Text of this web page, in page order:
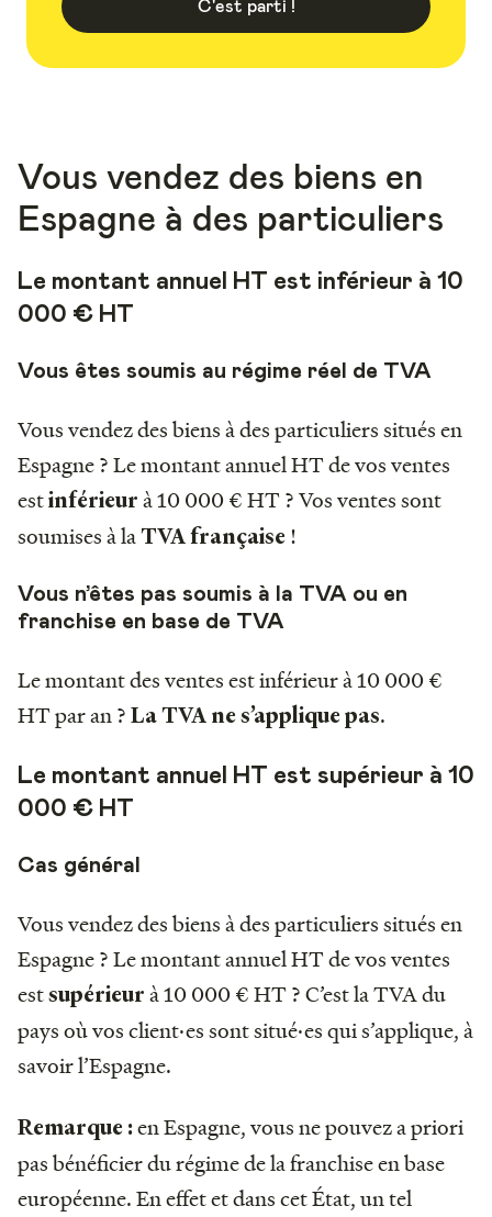
C'est parti !
Vous vendez des biens en
Espagne à des particuliers
Le montant annuel HT est inférieur à 10
000 € HT
Vous êtes soumis au régime réel de TVA
Vous vendez des biens à des particuliers situés en
Espagne ? Le montant annuel HT de vos ventes
estinférieur à 10 000 € HT ? Vos ventes sont
soumises à laTVA française !
Vous n’êtes pas soumis à la TVA ou en
franchise en base de TVA
Le montant des ventes est inférieur à 10 000 €
HT par an ? La TVA ne s’applique pas.
Le montant annuel HT est supérieur à 10
000 € HT
Cas général
Vous vendez des biens à des particuliers situés en
Espagne ? Le montant annuel HT de vos ventes
estsupérieur à 10 000 € HT ? C’est la TVA du
pays où vos client·es sont situé·es qui s’applique, à
savoir l’Espagne.
Remarque :en Espagne, vous ne pouvez a priori
pas bénéficier du régime de la franchise en base
européenne. En effet et dans cet État, un tel